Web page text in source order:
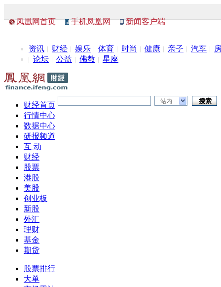
凤凰网首页 手机凤凰网 新闻客户端
资讯 财经 娱乐 体育 时尚 健康 亲子 汽车
论坛
公益 佛教 星座
站内
财经首页
行情中心
数据中心
研报频道
互 动
财经
股票
港股
美股
创业板
新股
外汇
理财
基金
期货
股票排行
大单